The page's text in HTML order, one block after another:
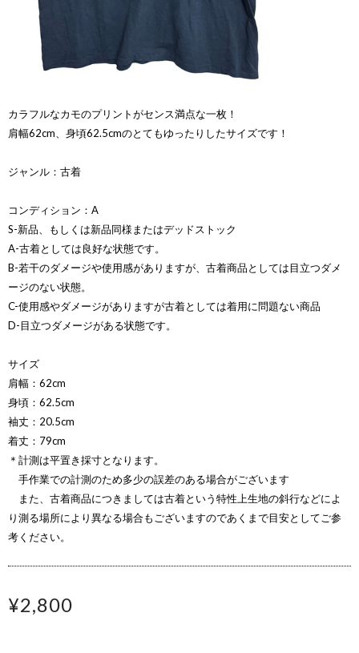
カラフルなカモのプリントがセンス満点な一枚！
肩幅62cm、身頃62.5cmのとてもゆったりしたサイズです！
ジャンル：古着
コンディション：A
S-新品、もしくは新品同様またはデッドストック
A-古着としては良好な状態です。
B-若干のダメージや使用感がありますが、古着商品としては目立つダメ
ージのない状態。
C-使用感やダメージがありますが古着としては着用に問題ない商品
D-目立つダメージがある状態です。
サイズ
肩幅：62cm
身頃：62.5cm
袖丈：20.5cm
着丈：79cm
＊計測は平置き採寸となります。
手作業での計測のため多少の誤差のある場合がございます
また、古着商品につきましては古着という特性上生地の斜行などによ
り測る場所により異なる場合もございますのであくまで目安としてご参
考ください。
¥2,800